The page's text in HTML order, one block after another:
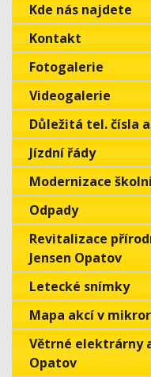
Kde nás najdete
Kontakt
Fotogalerie
Videogalerie
Důležitá tel. čísla
Jízdní řády
Modernizace
Odpady
Revitalizace
Jensen Opatov
Letecké snímky
Mapa akcí v
Větrné elektrárny
Opatov